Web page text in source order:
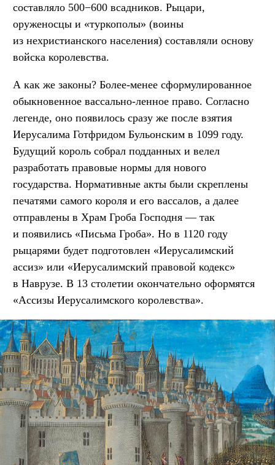
составляло 500−600 всадников. Рыцари,
оруженосцы и «туркополы» (воины
из нехристианского населения) составляли основу
войска королевства.
А как же законы? Более-менее сформулированное
обыкновенное вассально-ленное право. Согласно
легенде, оно появилось сразу же после взятия
Иерусалима Готфридом Бульонским в 1099 году.
Будущий король собрал подданных и велел
разработать правовые нормы для нового
государства. Нормативные акты были скреплены
печатями самого короля и его вассалов, а далее
отправлены в Храм Гроба Господня — так
и появились «Письма Гроба». Но в 1120 году
рыцарями будет подготовлен «Иерусалимский
ассиз» или «Иерусалимский правовой кодекс»
в Наврузе. В 13 столетии окончательно оформятся
«Ассизы Иерусалимского королевства».